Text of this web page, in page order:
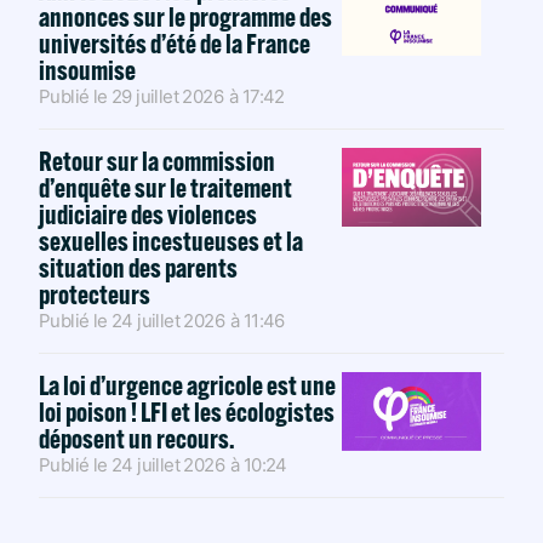
annonces sur le programme des
universités d’été de la France
insoumise
Publié le 29 juillet 2026 à 17:42
Retour sur la commission
d’enquête sur le traitement
judiciaire des violences
sexuelles incestueuses et la
situation des parents
protecteurs
Publié le 24 juillet 2026 à 11:46
La loi d’urgence agricole est une
loi poison ! LFI et les écologistes
déposent un recours.
Publié le 24 juillet 2026 à 10:24